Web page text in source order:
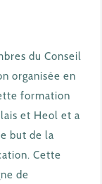
du Conseil
organisée en
formation
et Heol et a
but de la
Cette
de